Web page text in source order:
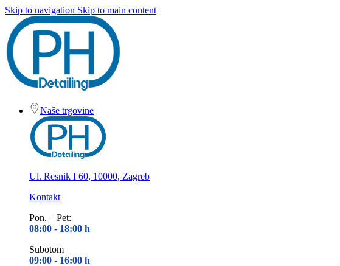
Skip to navigation Skip to main content
Naše trgovine
Ul. Resnik I 60, 10000, Zagreb
Kontakt
Pon. – Pet:
08:00 - 18:00 h
Subotom
09:00 - 16:00 h